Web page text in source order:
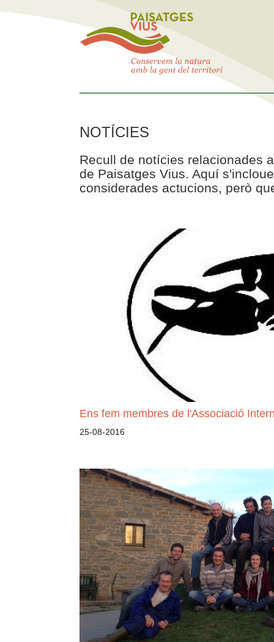
NOTÍCIES
Recull de notícies relacionades
de Paisatges Vius. Aquí
considerades actucions, però
Ens fem membres de l'Associació
25-08-2016